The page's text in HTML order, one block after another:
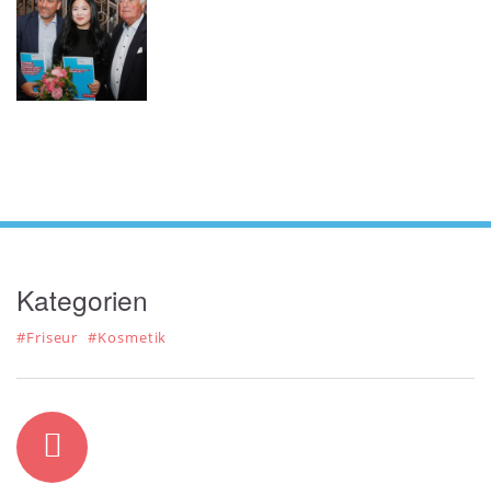
Kategorien
#Friseur #Kosmetik
Autor